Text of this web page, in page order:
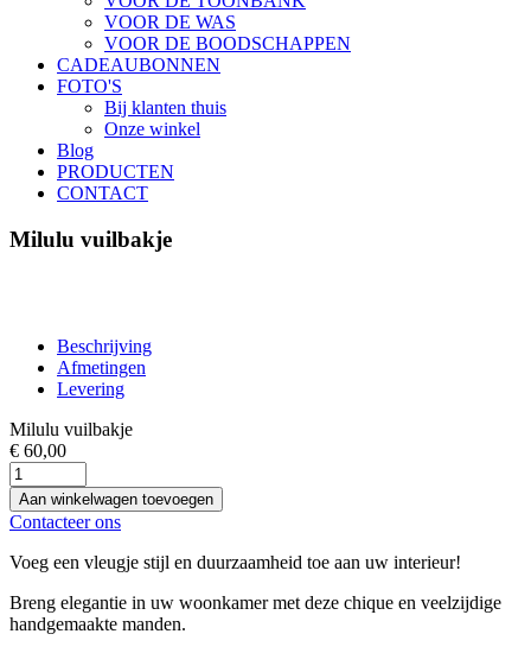
VOOR DE WAS
VOOR DE BOODSCHAPPEN
CADEAUBONNEN
FOTO'S
Bij klanten thuis
Onze winkel
Blog
PRODUCTEN
CONTACT
Milulu vuilbakje
Beschrijving
Afmetingen
Levering
Milulu vuilbakje
€ 60,00
Aan winkelwagen toevoegen
Contacteer ons
Voeg een vleugje stijl en duurzaamheid toe aan uw interieur!
Breng elegantie in uw woonkamer met deze chique en veelzijdige
handgemaakte manden.